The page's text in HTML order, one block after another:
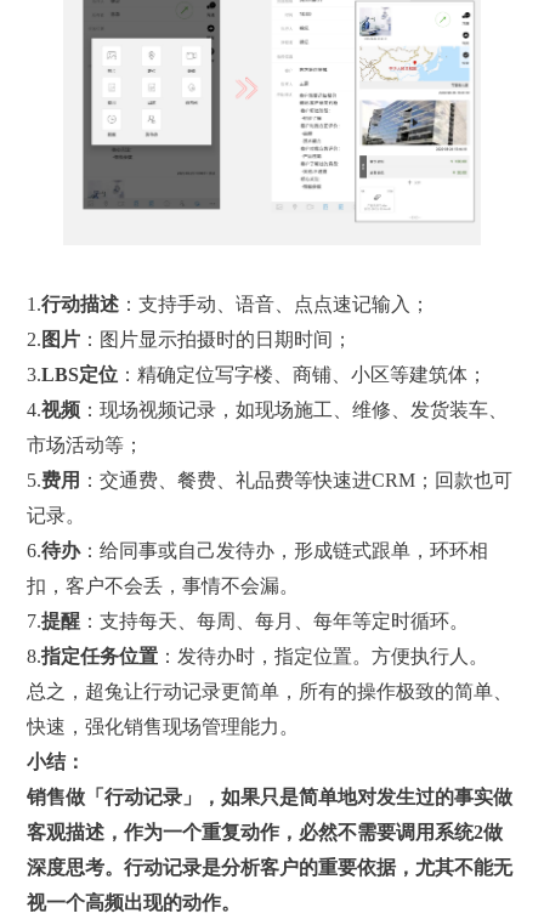
1.行动描述 ：支持手动、语音、点点速记输入；
2. 图片 ：图片显示拍摄时的日期时间；
3.LBS定位 ：精确定位写字楼、商铺、小区等建筑体；
4.视频 ：现场视频记录，如现场施工、维修、发货装车、
市场活动等；
5.费用 ：交通费、餐费、礼品费等快速进CRM；回款也可
记录。
6.待办：给同事或自己发待办，形成链式跟单，环环相
扣，客户不会丢，事情不会漏。
7.提醒 ：支持每天、每周、每月、每年等定时循环。
8.指定任务位置 ：发待办时，指定位置。方便执行人。
总之，超兔让行动记录更简单，所有的操作极致的简单、
快速，强化销售现场管理能力。
小结：
销售做 「行动记录」，如果只是简单地对发生过的事实做
客观描述，作为一个重复动作，必然不需要调用系统2做
深度思考。行动记录是分析客户的重要依据，尤其不能无
视一个高频出现的动作。